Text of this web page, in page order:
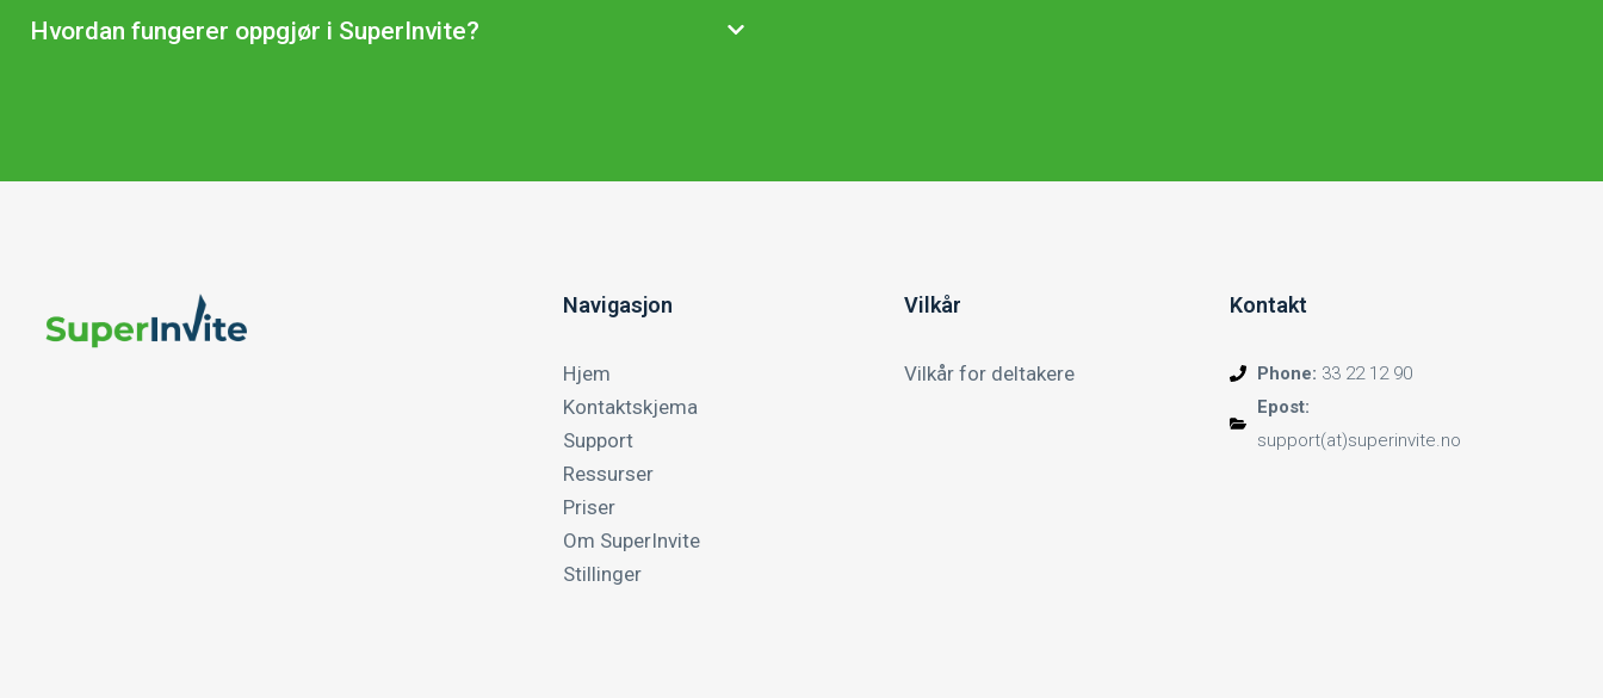
Hvordan fungerer oppgjør i SuperInvite?
Navigasjon
Hjem
Kontaktskjema
Support
Ressurser
Priser
Om SuperInvite
Stillinger
Vilkår
Vilkår for deltakere
Kontakt
Phone: 33 22 12 90
Epost:
support(at)superinvite.no